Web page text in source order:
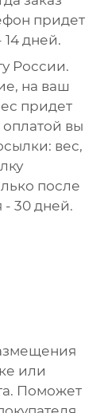
придет
дней.
России.
на ваш
придет
вы
вес,
после
- 30 дней.
или
Поможет